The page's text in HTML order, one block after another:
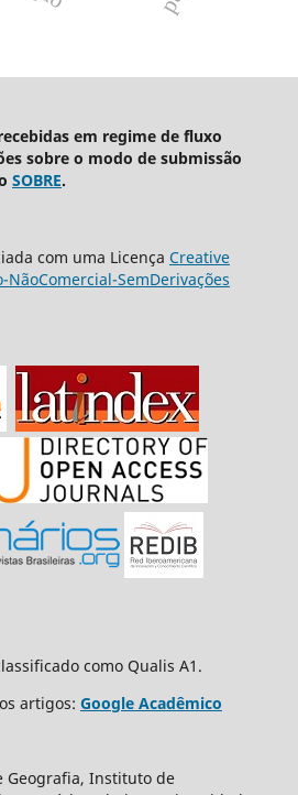
em regime de fluxo
sobre o modo de submissão
SOBRE.
com uma Licença Creative
SemDerivações
como Qualis A1.
artigos: Google Acadêmico
Geografia, Instituto de